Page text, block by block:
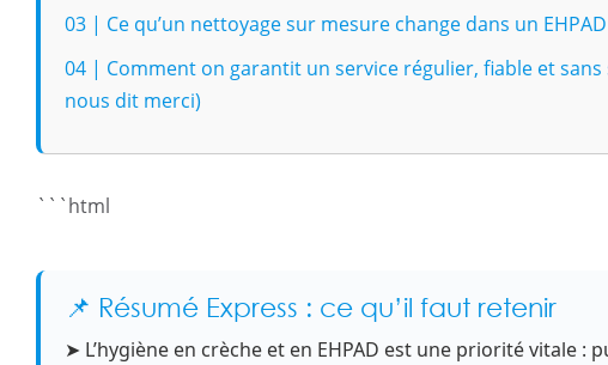
03 | Ce qu’un nettoyage sur mesure change dans un
04 | Comment on garantit un service régulier, fiable et
nous dit merci)
```html
📌 Résumé Express : ce qu’il faut retenir
➤ L’hygiène en crèche et en EHPAD est une priorité vitale :